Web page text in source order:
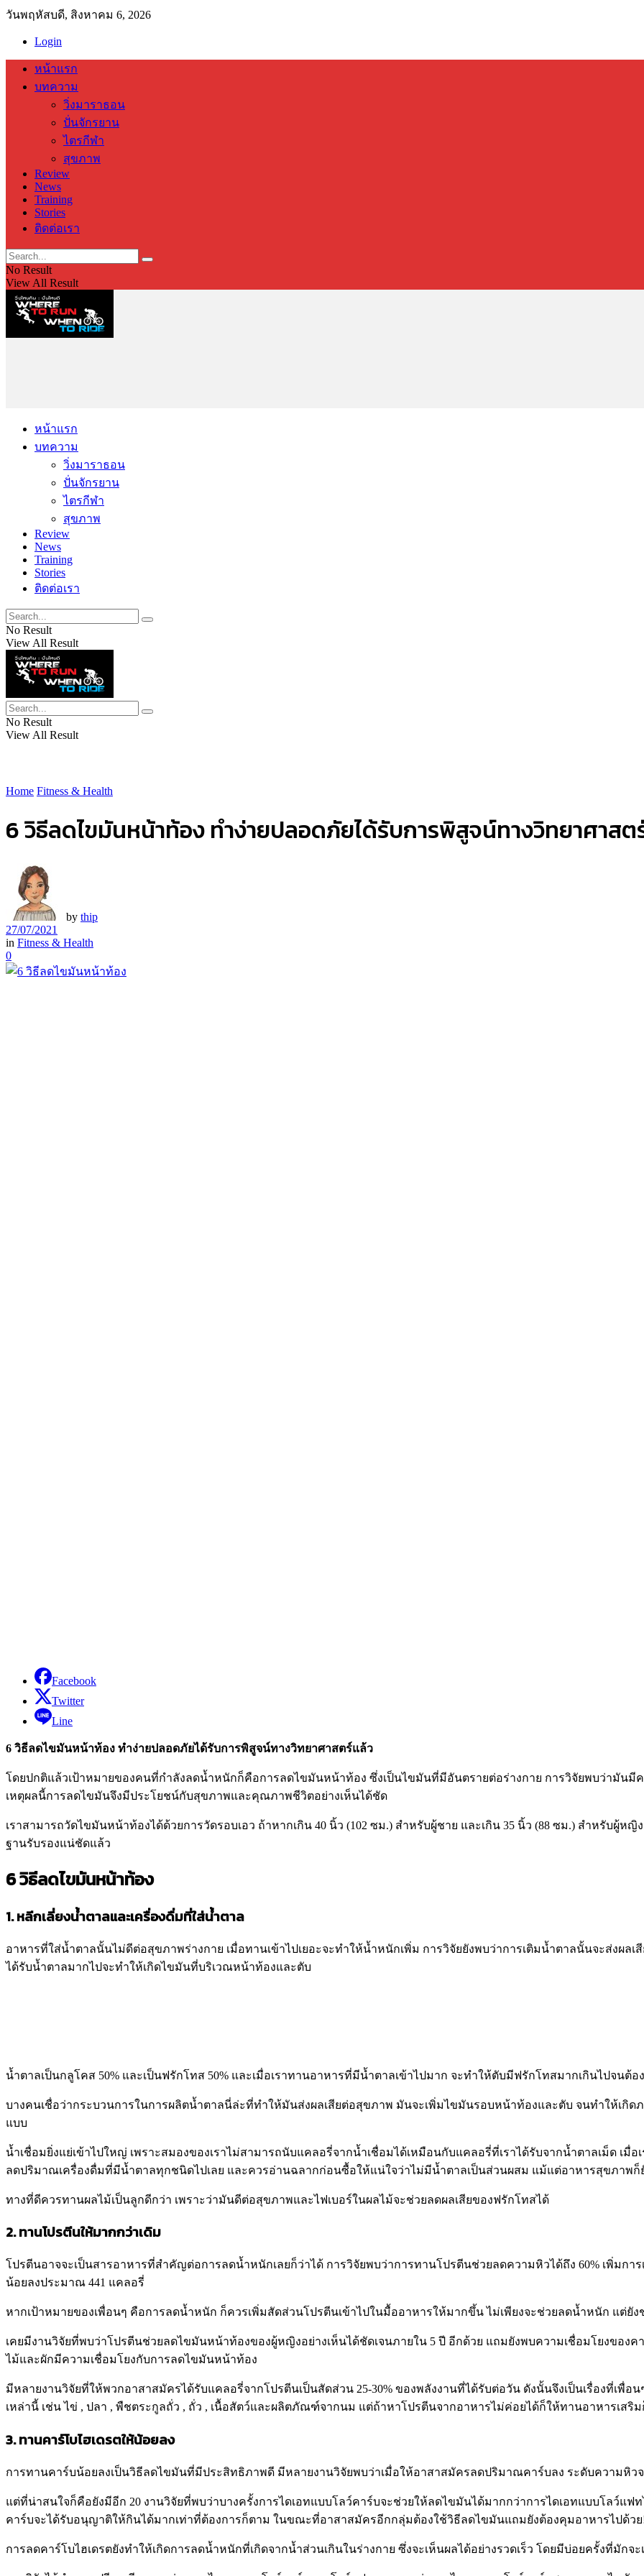
วันพฤหัสบดี, สิงหาคม 6, 2026
Login
หน้าแรก
บทความ
วิ่งมาราธอน
ปั่นจักรยาน
ไตรกีฬา
สุขภาพ
Review
News
Training
Stories
ติดต่อเรา
No Result
View All Result
หน้าแรก
บทความ
วิ่งมาราธอน
ปั่นจักรยาน
ไตรกีฬา
สุขภาพ
Review
News
Training
Stories
ติดต่อเรา
No Result
View All Result
No Result
View All Result
Home Fitness & Health
6 วิธีลดไขมันหน้าท้อง ทำง่ายปลอดภัยได้รับการพิสูจน์ทางวิทยาศาสต
by thip
27/07/2021
in Fitness & Health
0
Facebook
Twitter
Line
6 วิธีลดไขมันหน้าท้อง ทำง่ายปลอดภัยได้รับการพิสูจน์ทางวิทยาศาสตร์แล้ว
โดยปกติแล้วเป้าหมายของคนที่กำลังลดน้ำหนักก็คือการลดไขมันหน้าท้อง ซึ่งเป็นไขมันที่มีอันตรายต่อร่างกาย การวิจัยพบว่ามันมี
เหตุผลนี้การลดไขมันจึงมีประโยชน์กับสุขภาพและคุณภาพชีวิตอย่างเห็นได้ชัด
เราสามารถวัดไขมันหน้าท้องได้ด้วยการวัดรอบเอว ถ้าหากเกิน 40 นิ้ว (102 ซม.) สำหรับผู้ชาย และเกิน 35 นิ้ว (88 ซม.) สำหรับ
ฐานรับรองแน่ชัดแล้ว
6 วิธีลดไขมันหน้าท้อง
1. หลีกเลี่ยงน้ำตาลและเครื่องดื่มที่ใส่น้ำตาล
อาหารที่ใส่น้ำตาลนั้นไม่ดีต่อสุขภาพร่างกาย เมื่อทานเข้าไปเยอะจะทำให้น้ำหนักเพิ่ม การวิจัยยังพบว่าการเติมน้ำตาลนั้นจะส่งผล
ได้รับน้ำตาลมากไปจะทำให้เกิดไขมันที่บริเวณหน้าท้องและตับ
น้ำตาลเป็นกลูโคส 50% และเป็นฟรักโทส 50% และเมื่อเราทานอาหารที่มีน้ำตาลเข้าไปมาก จะทำให้ตับมีฟรักโทสมากเกินไปจนต้อ
บางคนเชื่อว่ากระบวนการในการผลิตน้ำตาลนี่ล่ะที่ทำให้มันส่งผลเสียต่อสุขภาพ มันจะเพิ่มไขมันรอบหน้าท้องและตับ จนทำให้เกิ
แบบ
น้ำเชื่อมยิ่งแย่เข้าไปใหญ่ เพราะสมองของเราไม่สามารถนับแคลอรี่จากน้ำเชื่อมได้เหมือนกับแคลอรี่ที่เราได้รับจากน้ำตาลเม็ด เ
ลดปริมาณเครื่องดื่มที่มีน้ำตาลทุกชนิดไปเลย และควรอ่านฉลากก่อนซื้อให้แน่ใจว่าไม่มีน้ำตาลเป็นส่วนผสม แม้แต่อาหารสุขภาพก็
ทางที่ดีควรทานผลไม้เป็นลูกดีกว่า เพราะว่ามันดีต่อสุขภาพและไฟเบอร์ในผลไม้จะช่วยลดผลเสียของฟรักโทสได้
2. ทานโปรตีนให้มากกว่าเดิม
โปรตีนอาจจะเป็นสารอาหารที่สำคัญต่อการลดน้ำหนักเลยก็ว่าได้ การวิจัยพบว่าการทานโปรตีนช่วยลดความหิวได้ถึง 60% เพิ่มกา
น้อยลงประมาณ 441 แคลอรี่
หากเป้าหมายของเพื่อนๆ คือการลดน้ำหนัก ก็ควรเพิ่มสัดส่วนโปรตีนเข้าไปในมื้ออาหารให้มากขึ้น ไม่เพียงจะช่วยลดน้ำหนัก แต่ยั
เคยมีงานวิจัยที่พบว่าโปรตีนช่วยลดไขมันหน้าท้องของผู้หญิงอย่างเห็นได้ชัดเจนภายใน 5 ปี อีกด้วย แถมยังพบความเชื่อมโยงของ
ไม้และผักมีความเชื่อมโยงกับการลดไขมันหน้าท้อง
มีหลายงานวิจัยที่ให้พวกอาสาสมัครได้รับแคลอรี่จากโปรตีนเป็นสัดส่วน 25-30% ของพลังงานที่ได้รับต่อวัน ดังนั้นจึงเป็นเรื่องที่เพื่
เหล่านี้ เช่น ไข่ , ปลา , พืชตระกูลถั่ว , ถั่ว , เนื้อสัตว์และผลิตภัณฑ์จากนม แต่ถ้าหาโปรตีนจากอาหารไม่ค่อยได้ก็ให้ทานอาหารเสริม
3. ทานคาร์โบไฮเดรตให้น้อยลง
การทานคาร์บน้อยลงเป็นวิธีลดไขมันที่มีประสิทธิภาพดี มีหลายงานวิจัยพบว่าเมื่อให้อาสาสมัครลดปริมาณคาร์บลง ระดับความหิว
แต่ที่น่าสนใจก็คือยังมีอีก 20 งานวิจัยที่พบว่าบางครั้งการไดเอทแบบโลว์คาร์บจะช่วยให้ลดไขมันได้มากกว่าการไดเอทแบบโลว์แฟ
คาร์บจะได้รับอนุญาติให้กินได้มากเท่าที่ต้องการก็ตาม ในขณะที่อาสาสมัครอีกกลุ่มต้องใช้วิธีลดไขมันแถมยังต้องคุมอาหารไปด้วย
การลดคาร์โบไฮเดรตยังทำให้เกิดการลดน้ำหนักที่เกิดจากน้ำส่วนเกินในร่างกาย ซึ่งจะเห็นผลได้อย่างรวดเร็ว โดยมีบ่อยครั้งที่มัก